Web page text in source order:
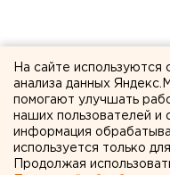
Позиция
рейтинге
регионов
На сайте
анализа данных
помогают улучшать
наших пользователей и
информация
используется только
Продолжая